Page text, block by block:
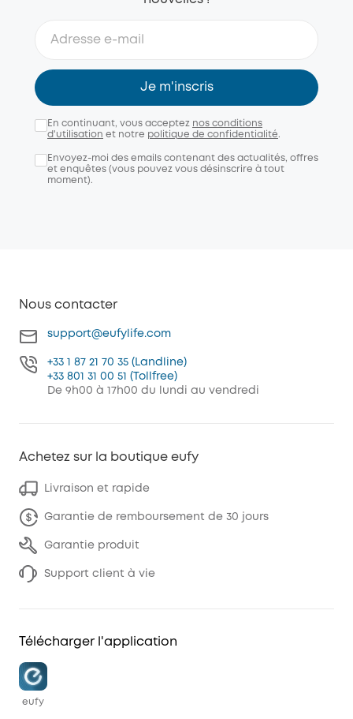
Je m'inscris
En continuant, vous acceptez nos conditions
d'utilisation et notre politique de confidentialité.
Envoyez-moi des emails contenant des actualités, offres
et enquêtes (vous pouvez vous désinscrire à tout
moment).
Nous contacter
support@eufylife.com
+33 1 87 21 70 35 (Landline)
+33 801 31 00 51 (Tollfree)
De 9h00 à 17h00 du lundi au vendredi
Achetez sur la boutique eufy
Livraison et rapide
Garantie de remboursement de 30 jours
Garantie produit
Support client à vie
Télécharger l'application
eufy